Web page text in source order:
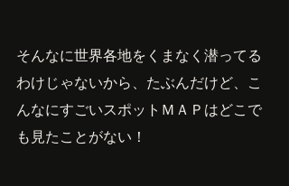
そんなに世界各地をくまなく潜ってる
わけじゃないから、たぶんだけど、こ
んなにすごいスポットＭＡＰはどこで
も見たことがない！